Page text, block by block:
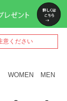
意ください
WOMEN MEN
ペー
ジト
ップ
へ